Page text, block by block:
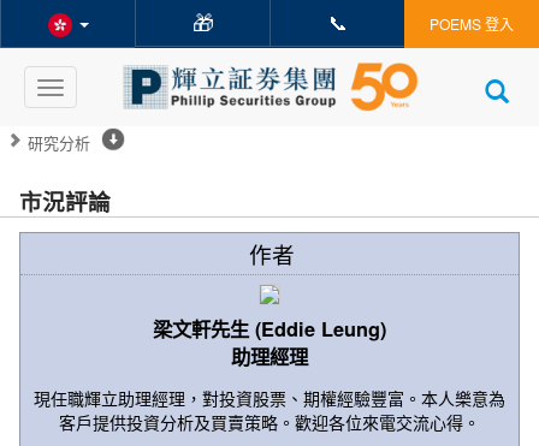
🎁 📞 POEMS 登入
Toggle
navigation
研究分析
市況評論
作者
梁文軒先生 (Eddie Leung)
助理經理
現任職輝立助理經理，對投資股票、期權經驗豐富。本人樂意為
客戶提供投資分析及買賣策略。歡迎各位來電交流心得。